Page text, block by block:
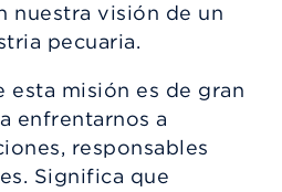
nuestra visión de un
pecuaria.
esta misión es de gran
enfrentarnos a
responsables
Significa que